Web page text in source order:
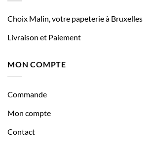
Choix Malin, votre papeterie à Bruxelles
Livraison et Paiement
MON COMPTE
Commande
Mon compte
Contact